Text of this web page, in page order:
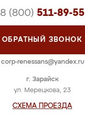
г. Зарайск
ул. Мерецкова, 23
СХЕМА ПРОЕЗДА
8 (800) 511-89-55
ОБРАТНЫЙ ЗВОНОК
corp-renessans@yandex.ru